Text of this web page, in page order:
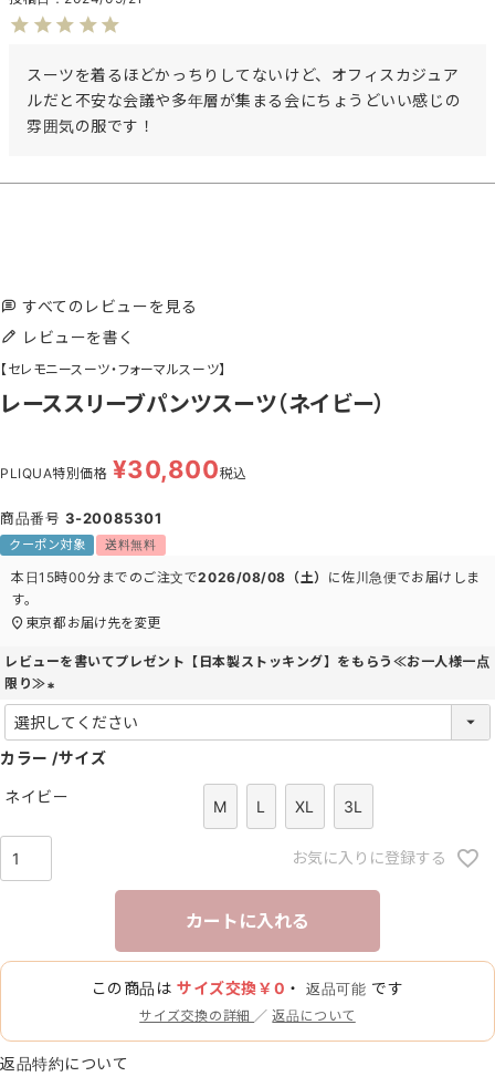
スーツを着るほどかっちりしてないけど、オフィスカジュア
ルだと不安な会議や多年層が集まる会にちょうどいい感じの
雰囲気の服です！
すべてのレビューを見る
レビューを書く
【セレモニースーツ・フォーマルスーツ】
レーススリーブパンツスーツ（ネイビー）
PLIQUA特別価格 ¥30,800税込
商品番号 3-20085301
クーポン対象 送料無料
本日15時00分 までのご注文で2026/08/08（土） に佐川急便でお届けしま
す。
東京都 お届け先を変更
レビューを書いてプレゼント【日本製ストッキング】をもらう≪お一人様一点
限り≫
必
須
カラー サイズ
ネイビー
M L XL 3L
お気に入りに登録する
カートに入れる
この商品はサイズ交換￥0 ・返品可能 です
サイズ交換の詳細 ／返品について
返品特約について